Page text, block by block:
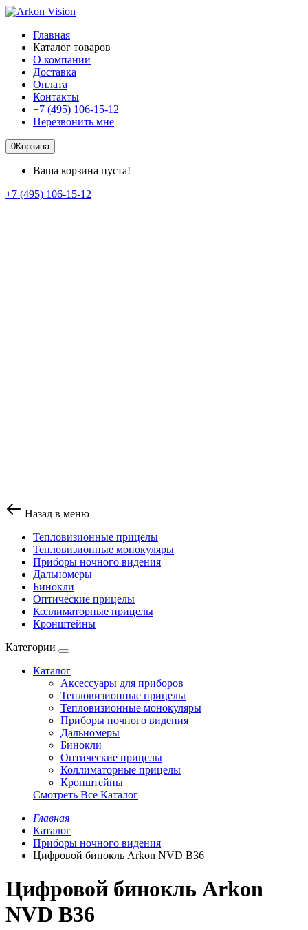
Главная
Каталог товаров
О компании
Доставка
Оплата
Контакты
+7 (495) 106-15-12
Перезвонить мне
0Корзина
Ваша корзина пуста!
+7 (495) 106-15-12
Назад в меню
Тепловизионные прицелы
Тепловизионные монокуляры
Приборы ночного видения
Дальномеры
Бинокли
Оптические прицелы
Коллиматорные прицелы
Кронштейны
Категории
Каталог
Аксессуары для приборов
Тепловизионные прицелы
Тепловизионные монокуляры
Приборы ночного видения
Дальномеры
Бинокли
Оптические прицелы
Коллиматорные прицелы
Кронштейны
Смотреть Все Каталог
Главная
Каталог
Приборы ночного видения
Цифровой бинокль Arkon NVD B36
Цифровой бинокль Arkon
NVD B36